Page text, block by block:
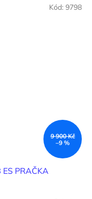
9 900 Kč
–9 %
PRAČKA
Kód: 9798